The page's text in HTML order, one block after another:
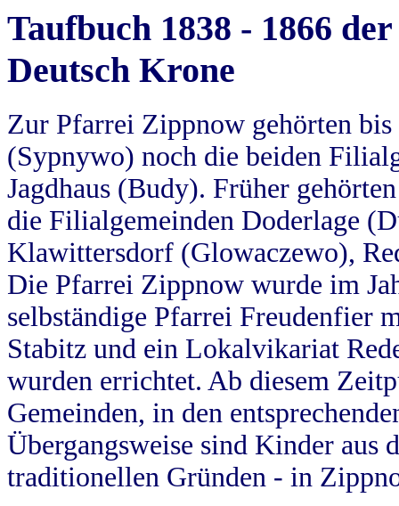
Taufbuch 1838 - 1866
Deutsch Krone
Zur Pfarrei Zippnow gehörten
(Sypnywo) noch die beiden
Jagdhaus (Budy). Früher
die Filialgemeinden Doderlage
Klawittersdorf (Glowaczewo),
Die Pfarrei Zippnow wurde im
selbständige Pfarrei Freudenfier
Stabitz und ein Lokalvikariat
wurden errichtet. Ab diesem
Gemeinden, in den
Übergangsweise sind Kinder aus
traditionellen Gründen - in